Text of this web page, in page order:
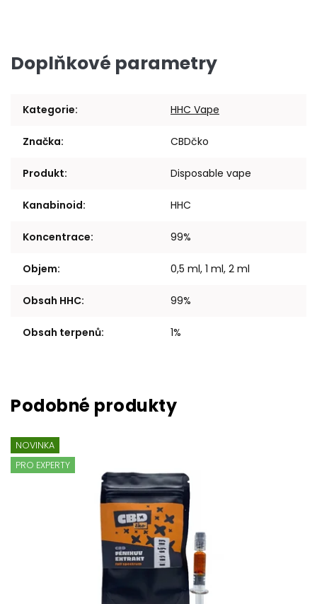
Doplňkové parametry
Kategorie: HHC Vape
Značka: CBDčko
Produkt: Disposable vape
Kanabinoid: HHC
Koncentrace: 99%
Objem: 0,5 ml, 1 ml, 2 ml
Obsah HHC: 99%
Obsah terpenů: 1%
NOVINKA
PRO EXPERTY